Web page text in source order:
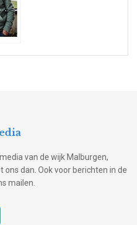
van de wijk Malburgen,
ons dan. Ook voor berichten in de
mailen.